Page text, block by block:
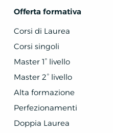
Offerta formativa
Corsi di Laurea
Corsi singoli
Master 1° livello
Master 2° livello
Alta formazione
Perfezionamenti
Doppia Laurea